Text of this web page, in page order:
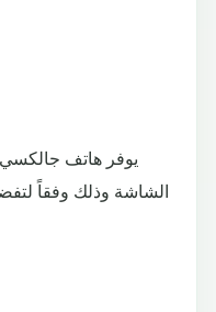
الشاشة وذلك وفقاً